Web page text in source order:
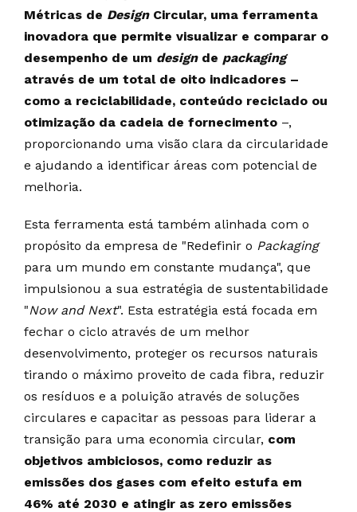
Métricas de Design Circular, uma ferramenta
inovadora que permite visualizar e comparar o
desempenho de um design de packaging
através de um total de oito indicadores –
como a reciclabilidade, conteúdo reciclado ou
otimização da cadeia de fornecimento –,
proporcionando uma visão clara da circularidade
e ajudando a identificar áreas com potencial de
melhoria.
Esta ferramenta está também alinhada com o
propósito da empresa de "Redefinir o Packaging
para um mundo em constante mudança", que
impulsionou a sua estratégia de sustentabilidade
"Now and Next". Esta estratégia está focada em
fechar o ciclo através de um melhor
desenvolvimento, proteger os recursos naturais
tirando o máximo proveito de cada fibra, reduzir
os resíduos e a poluição através de soluções
circulares e capacitar as pessoas para liderar a
transição para uma economia circular, com
objetivos ambiciosos, como reduzir as
emissões dos gases com efeito estufa em
46% até 2030 e atingir as zero emissões